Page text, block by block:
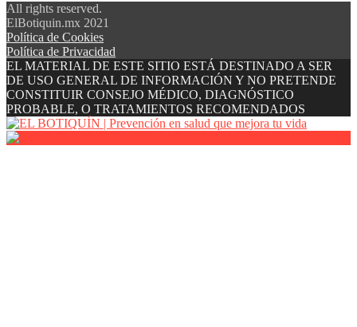
All rights reserved.
ElBotiquin.mx 2021
Política de Cookies
Política de Privacidad
EL MATERIAL DE ESTE SITIO ESTÁ DESTINADO A SER
DE USO GENERAL DE INFORMACIÓN Y NO PRETENDE
CONSTITUIR CONSEJO MÉDICO, DIAGNÓSTICO
PROBABLE, O TRATAMIENTOS RECOMENDADOS